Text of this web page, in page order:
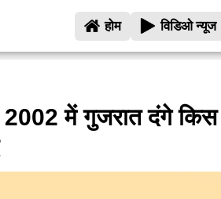
होम विडिओ न्यूज
2002 में गुजरात दंगे